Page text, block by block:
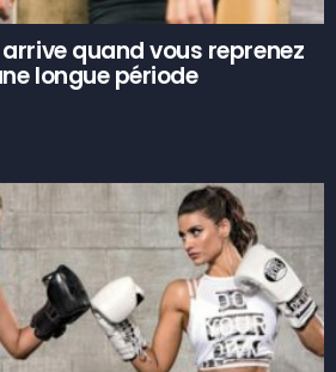
quand vous reprenez
longue période